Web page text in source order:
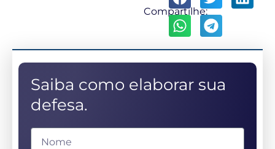
Compartilhe:
Saiba como elaborar sua
defesa.